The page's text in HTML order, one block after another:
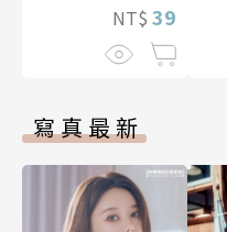
NT$ 39
寫真最新